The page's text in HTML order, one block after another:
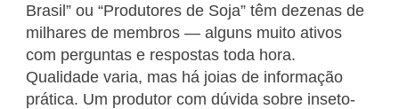
Brasil” ou “Produtores de Soja” têm dezenas de
milhares de membros — alguns muito ativos
com perguntas e respostas toda hora.
Qualidade varia, mas há joias de informação
prática. Um produtor com dúvida sobre inseto-